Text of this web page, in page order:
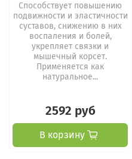
Способствует повышению
подвижности и эластичности
суставов, снижению в них
воспаления и болей,
укрепляет связки и
мышечный корсет.
Применяется как
натуральное...
2592 руб
В корзину